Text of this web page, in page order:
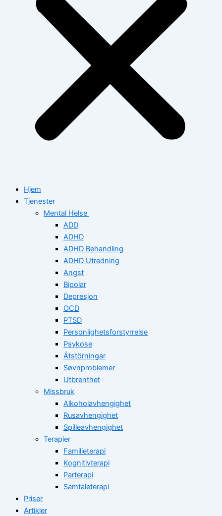
Hjem
Tjenester
Mental Helse
ADD
ADHD
ADHD Behandling
ADHD Utredning
Angst
Bipolar
Depresjon
OCD
PTSD
Personlighetsforstyrrelse
Psykose
Ätstörningar
Søvnproblemer
Utbrenthet
Missbruk
Alkoholavhengighet
Rusavhengighet
Spilleavhengighet
Terapier
Familieterapi
Kognitivterapi
Parterapi
Samtaleterapi
Priser
Artikler